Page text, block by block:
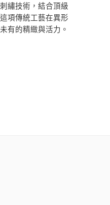
繡技術，結合頂級
項傳統工藝在異形
有的精緻與活力。